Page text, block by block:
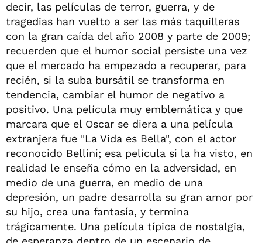
decir, las películas de terror, guerra, y de
tragedias han vuelto a ser las más taquilleras
con la gran caída del año 2008 y parte de 2009;
recuerden que el humor social persiste una vez
que el mercado ha empezado a recuperar, para
recién, si la suba bursátil se transforma en
tendencia, cambiar el humor de negativo a
positivo. Una película muy emblemática y que
marcara que el Oscar se diera a una película
extranjera fue "La Vida es Bella", con el actor
reconocido Bellini; esa película si la ha visto, en
realidad le enseña cómo en la adversidad, en
medio de una guerra, en medio de una
depresión, un padre desarrolla su gran amor por
su hijo, crea una fantasía, y termina
trágicamente. Una película típica de nostalgia,